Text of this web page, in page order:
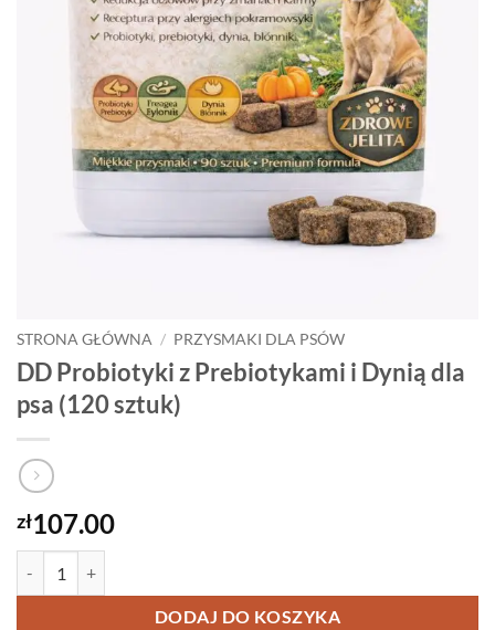
STRONA GŁÓWNA / PRZYSMAKI DLA PSÓW
DD Probiotyki z Prebiotykami i Dynią dla
psa (120 sztuk)
zł107.00
DODAJ DO KOSZYKA